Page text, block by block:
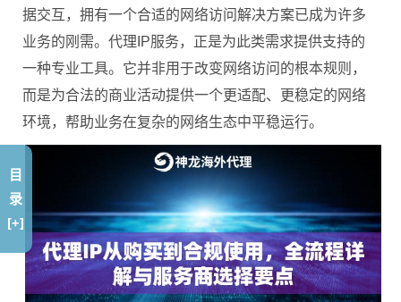
据交互，拥有一个合适的网络访问解决方案已成为许多
业务的刚需。代理IP服务，正是为此类需求提供支持的
一种专业工具。它并非用于改变网络访问的根本规则，
而是为合法的商业活动提供一个更适配、更稳定的网络
环境，帮助业务在复杂的网络生态中平稳运行。
目
录
[+]